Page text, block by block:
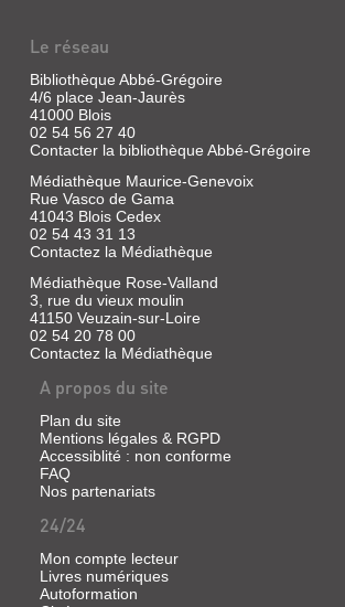
Le réseau
Bibliothèque Abbé-Grégoire
4/6 place Jean-Jaurès
41000 Blois
02 54 56 27 40
Contacter la bibliothèque Abbé-Grégoire
Médiathèque Maurice-Genevoix
Rue Vasco de Gama
41043 Blois Cedex
02 54 43 31 13
Contactez la Médiathèque
Médiathèque Rose-Valland
3, rue du vieux moulin
41150 Veuzain-sur-Loire
02 54 20 78 00
Contactez la Médiathèque
A propos du site
Plan du site
Mentions légales & RGPD
Accessiblité : non conforme
FAQ
Nos partenariats
24/24
Mon compte lecteur
Livres numériques
Autoformation